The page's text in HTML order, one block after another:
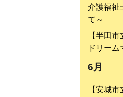
介護福祉
て～
【半田
ドリーム
6月
【安城